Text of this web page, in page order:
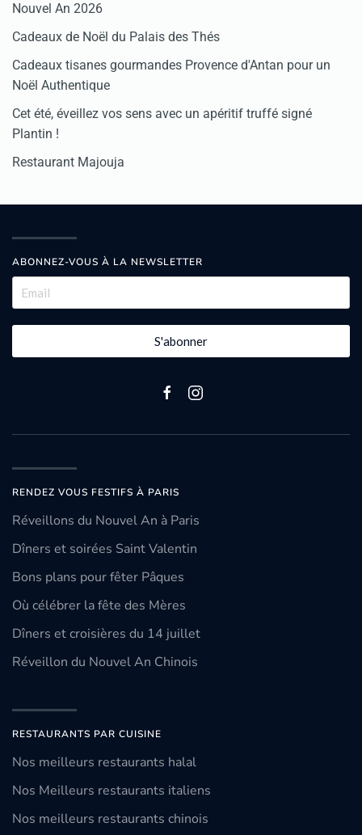
Nouvel An 2026
Cadeaux de Noël du Palais des Thés
Cadeaux tisanes gourmandes Provence d'Antan pour un
Noël Authentique
Cet été, éveillez vos sens avec un apéritif truffé signé
Plantin !
Restaurant Majouja
ABONNEZ-VOUS À LA NEWSLETTER
S'abonner
RENDEZ VOUS FESTIFS À PARIS
Réveillons du Nouvel An à Paris
Dîners et soirées Saint Valentin
Bons plans pour fêter Pâques
Où célébrer la fête des Mères
Dîners et croisières du 14 juillet
Réveillon du Nouvel An Chinois
RESTAURANTS PAR CUISINE
Nos meilleurs restaurants halal
Nos Meilleurs restaurants italiens
Nos meilleurs restaurants chinois